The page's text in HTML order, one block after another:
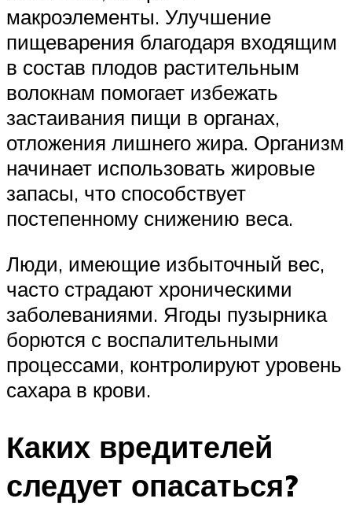
макроэлементы. Улучшение
пищеварения благодаря входящим
в состав плодов растительным
волокнам помогает избежать
застаивания пищи в органах,
отложения лишнего жира. Организм
начинает использовать жировые
запасы, что способствует
постепенному снижению веса.
Люди, имеющие избыточный вес,
часто страдают хроническими
заболеваниями. Ягоды пузырника
борются с воспалительными
процессами, контролируют уровень
сахара в крови.
Каких вредителей
следует опасаться?